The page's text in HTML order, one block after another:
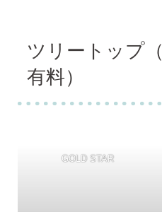
ツリートップ
有料）
GOLD STAR